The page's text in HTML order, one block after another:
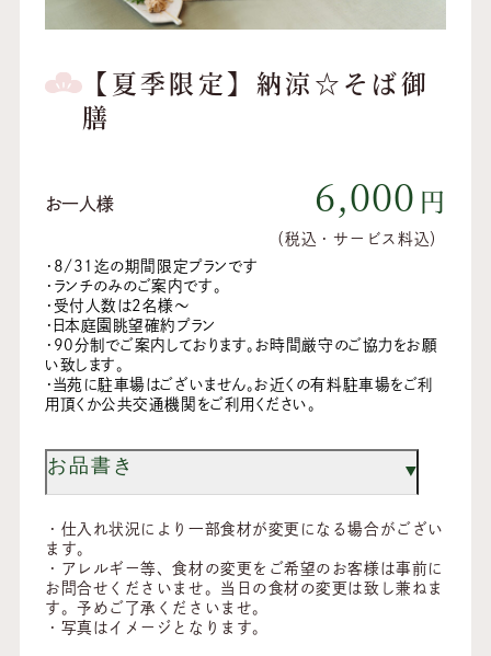
【夏季限定】納涼☆そば御
膳
お一人様 6,000 円
（税込・サービス料込）
・8/31迄の期間限定プランです
・ランチのみのご案内です。
・受付人数は2名様～
・日本庭園眺望確約プラン
・90分制でご案内しております。お時間厳守のご協力をお願
い致します。
・当苑に駐車場はございません。お近くの有料駐車場をご利
用頂くか公共交通機関をご利用ください。
お品書き
・仕入れ状況により一部食材が変更になる場合がござい
ます。
・アレルギー等、食材の変更をご希望のお客様は事前に
お問合せくださいませ。当日の食材の変更は致し兼ねま
す。予めご了承くださいませ。
・写真はイメージとなります。